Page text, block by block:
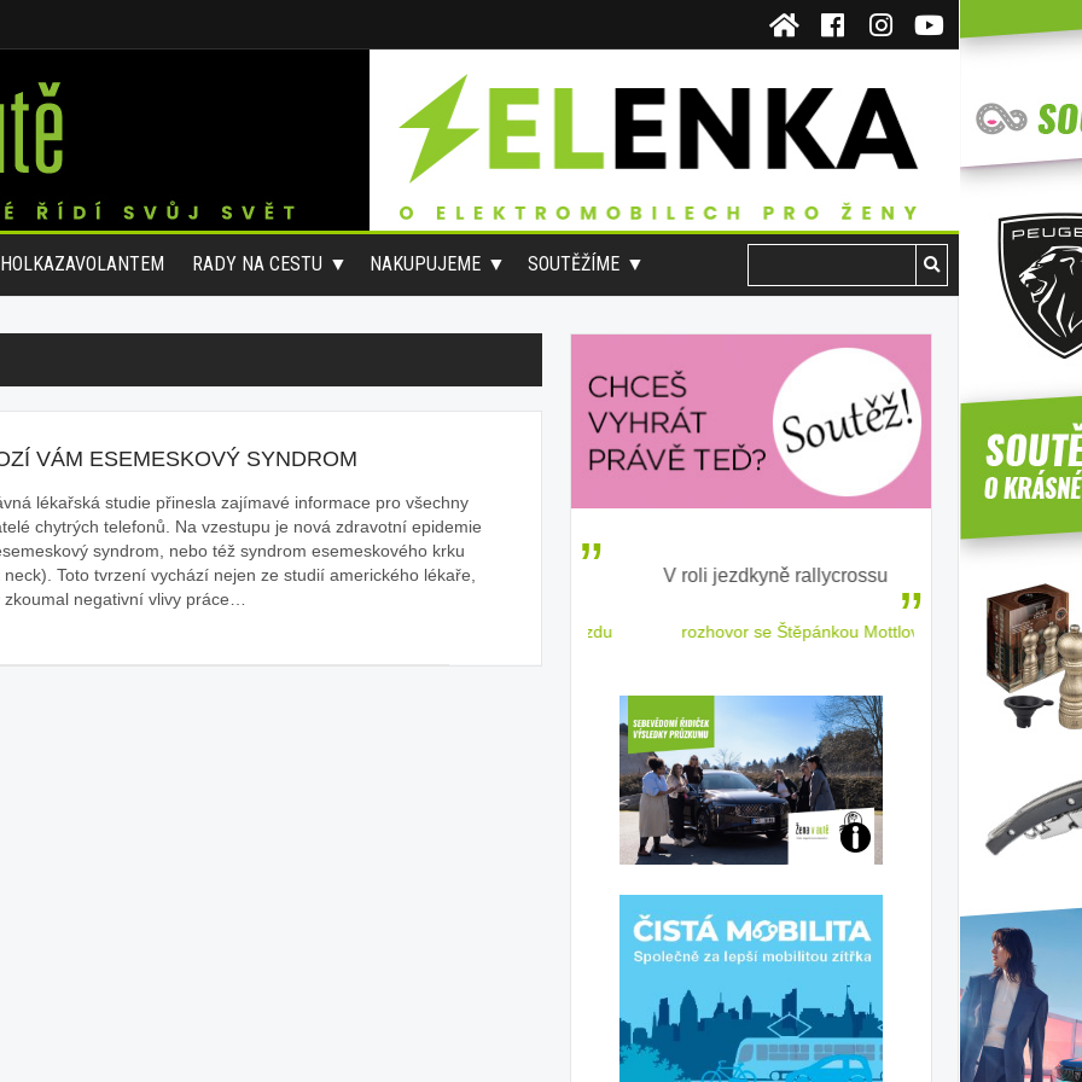
RADY NA CESTU NAKUPUJEME SOUTĚŽÍME
VÁM ESEMESKOVÝ SYNDROM
lékařská studie přinesla zajímavé informace pro všechny
chytrých telefonů. Na vzestupu je nová zdravotní epidemie
syndrom, nebo též syndrom esemeskového krku
neck). Toto tvrzení vychází nejen ze studií amerického lékaře,
zkoumal negativní vlivy práce…
správného poutání
autosedačky
stručně o autosedačkách
Zabavte děti na cestách V roli jezdkyně rallycrossu
rozhovor se Štěpánkou Mottlovou
ženským
Jaké
ženy-
řidičky